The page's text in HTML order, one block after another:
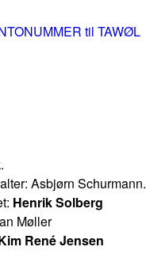
til TAWØL
Asbjørn Schurmann.
Henrik Solberg
Møller
René Jensen